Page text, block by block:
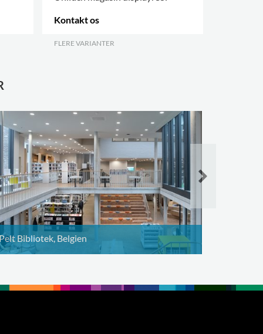
Kontakt os
FLERE VARIANTER
Bibliotek, Belgien